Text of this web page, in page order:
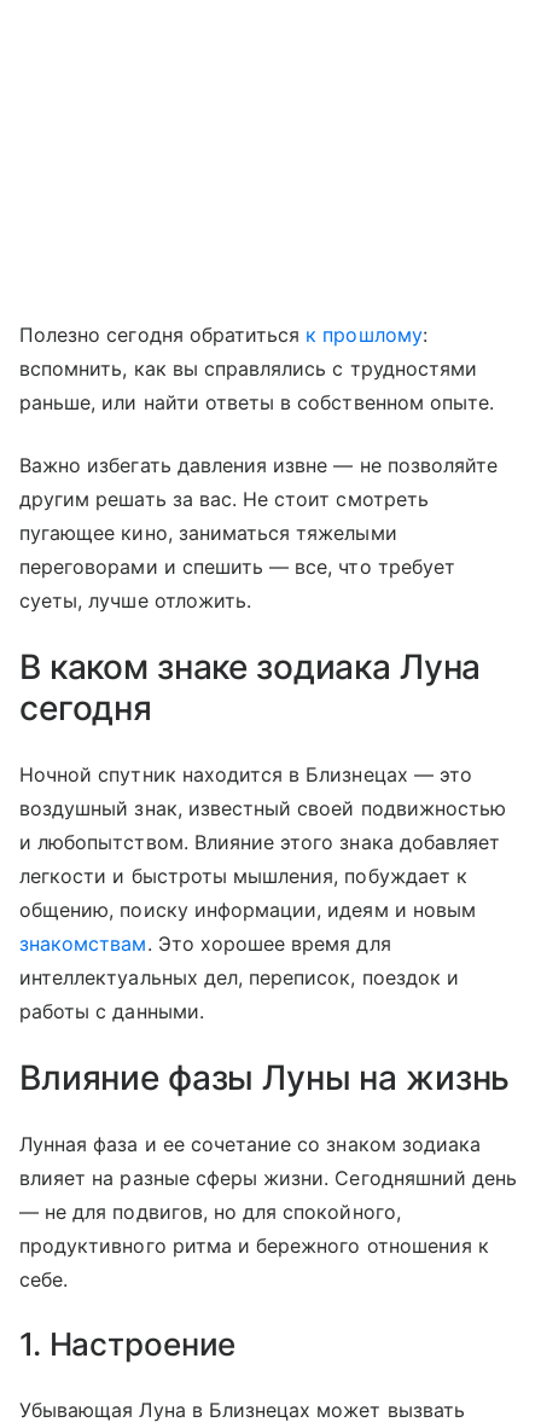
Полезно сегодня обратиться к прошлому:
вспомнить, как вы справлялись с трудностями
раньше, или найти ответы в собственном опыте.
Важно избегать давления извне — не позволяйте
другим решать за вас. Не стоит смотреть
пугающее кино, заниматься тяжелыми
переговорами и спешить — все, что требует
суеты, лучше отложить.
В каком знаке зодиака Луна
сегодня
Ночной спутник находится в Близнецах — это
воздушный знак, известный своей подвижностью
и любопытством. Влияние этого знака добавляет
легкости и быстроты мышления, побуждает к
общению, поиску информации, идеям и новым
знакомствам. Это хорошее время для
интеллектуальных дел, переписок, поездок и
работы с данными.
Влияние фазы Луны на жизнь
Лунная фаза и ее сочетание со знаком зодиака
влияет на разные сферы жизни. Сегодняшний день
— не для подвигов, но для спокойного,
продуктивного ритма и бережного отношения к
себе.
1. Настроение
Убывающая Луна в Близнецах может вызвать